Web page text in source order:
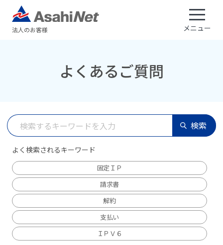
法人のお客様 メニュー
よくあるご質問
検索
よく検索されるキーワード
固定ＩＰ
請求書
解約
支払い
ＩＰＶ６